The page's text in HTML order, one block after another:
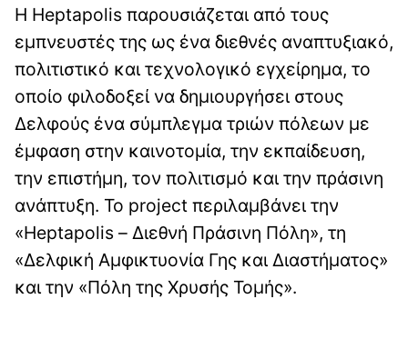
Η Heptapolis παρουσιάζεται από τους
εμπνευστές της ως ένα διεθνές αναπτυξιακό,
πολιτιστικό και τεχνολογικό εγχείρημα, το
οποίο φιλοδοξεί να δημιουργήσει στους
Δελφούς ένα σύμπλεγμα τριών πόλεων με
έμφαση στην καινοτομία, την εκπαίδευση,
την επιστήμη, τον πολιτισμό και την πράσινη
ανάπτυξη. Το project περιλαμβάνει την
«Heptapolis – Διεθνή Πράσινη Πόλη», τη
«Δελφική Αμφικτυονία Γης και Διαστήματος»
και την «Πόλη της Χρυσής Τομής».